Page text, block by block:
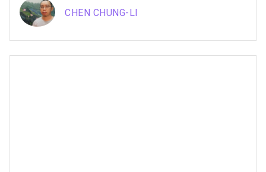
CHEN CHUNG-LI